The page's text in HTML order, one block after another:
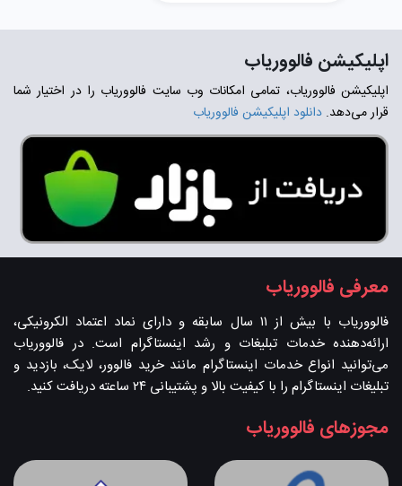
اپلیکیشن فالووریاب
اپلیکیشن فالووریاب، تمامی امکانات وب سایت فالووریاب را در اختیار شما
قرار می‌دهد. دانلود اپلیکیشن فالووریاب
معرفی فالووریاب
فالووریاب با بیش از ۱۱ سال سابقه و دارای نماد اعتماد الکرونیکی،
ارائه‌دهنده خدمات تبلیغات و رشد اینستاگرام است. در فالووریاب
می‌توانید انواع خدمات اینستاگرام مانند خرید فالوور، لایک، بازدید و
تبلیغات اینستاگرام را با کیفیت بالا و پشتیبانی ۲۴ ساعته دریافت کنید.
مجوزهای فالووریاب